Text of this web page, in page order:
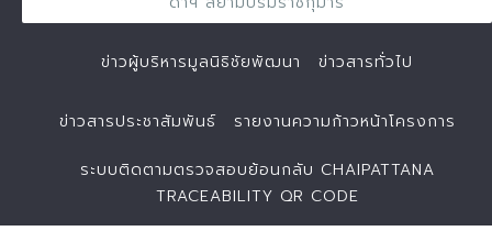
ข่าวผู้บริหารมูลนิธิชัยพัฒนา ข่าวสารทั่วไป
ข่าวสารประชาสัมพันธ์ รายงานความก้าวหน้าโครงการ
ระบบติดตามตรวจสอบย้อนกลับ CHAIPATTANA
TRACEABILITY QR CODE